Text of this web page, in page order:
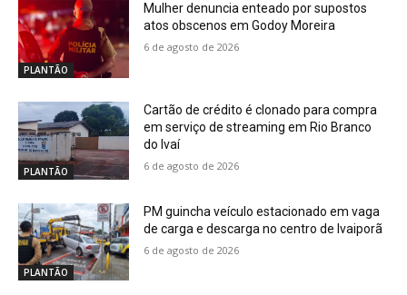
PLANTÃO
Mulher denuncia enteado por supostos
atos obscenos em Godoy Moreira
6 de agosto de 2026
PLANTÃO
Cartão de crédito é clonado para compra
em serviço de streaming em Rio Branco
do Ivaí
6 de agosto de 2026
PLANTÃO
PM guincha veículo estacionado em vaga
de carga e descarga no centro de Ivaiporã
6 de agosto de 2026